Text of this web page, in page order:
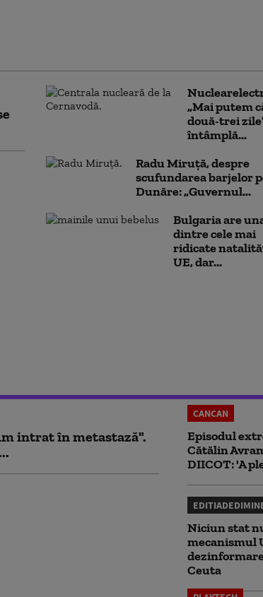
„Mai putem
două-trei
întâmplă...
Radu Miruță, despre
scufundarea barjelor
Dunăre: „Guvernul...
Bulgaria are
dintre cele mai
ridicate
UE, dar...
intrat în metastază".
CANCAN
Episodul
Cătălin
DIICOT: 'A
Niciun stat
mecanismul
Ceuta